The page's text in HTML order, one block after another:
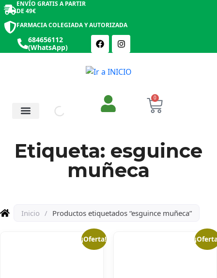
ENVÍO GRATIS A PARTIR
DE 49€
FARMACIA COLEGIADA Y AUTORIZADA
684656112
(WhatsApp)
0
Etiqueta: esguince
muñeca
Inicio / Productos etiquetados “esguince muñeca”
¡Oferta!